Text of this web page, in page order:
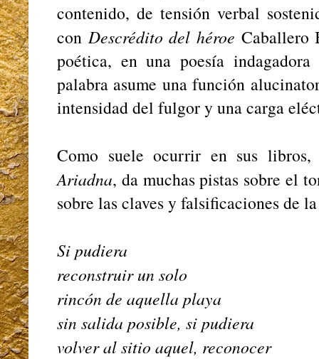
contenido, de tensión verbal
con Descrédito del héroe Caballero
poética, en una poesía
palabra asume una función
intensidad del fulgor y una carga
Como suele ocurrir en sus
Ariadna, da muchas pistas sobre el
sobre las claves y falsificaciones de
Si pudiera
reconstruir un solo
rincón de aquella playa
sin salida posible, si pudiera
volver al sitio aquel, reconocer